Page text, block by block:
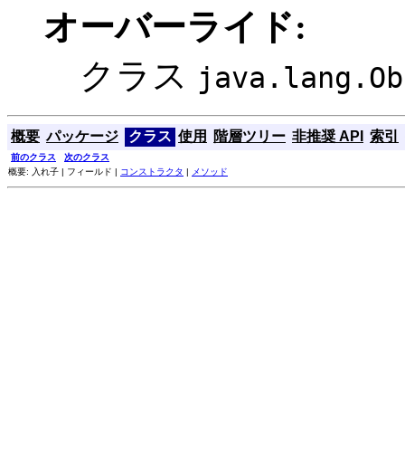
オーバーライド:
クラス
概要 パッケージ クラス 使用 階層ツリー 非推奨 API 索引
前のクラス
次のクラス
概要: 入れ子 | フィールド | コンストラクタ | メソッド